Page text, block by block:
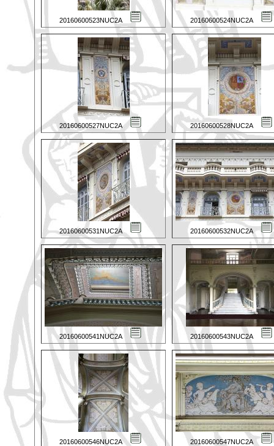
20160600523NUC2A 20160600524NUC2A
20160600527NUC2A 20160600528NUC2A
20160600531NUC2A 20160600532NUC2A
20160600541NUC2A 20160600543NUC2A
20160600546NUC2A 20160600547NUC2A